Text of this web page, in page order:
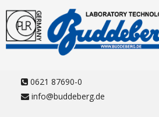
0621 87690-0
info@buddeberg.de